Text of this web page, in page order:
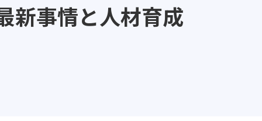
新事情と人材育成